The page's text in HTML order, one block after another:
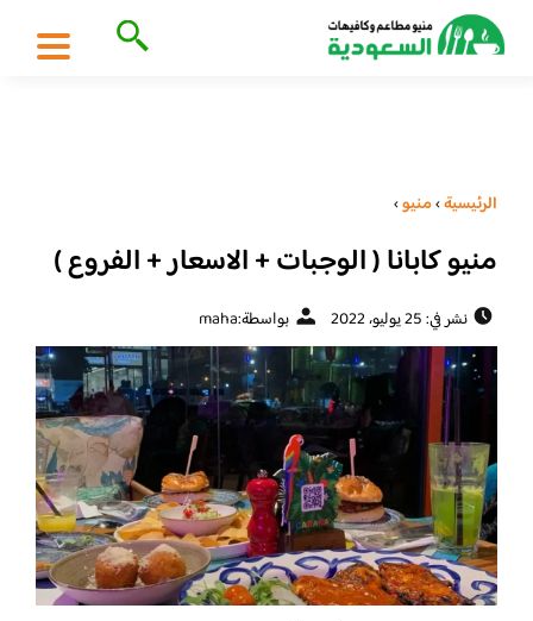
الرئيسية›منيو›
منيو كابانا ( الوجبات + الاسعار + الفروع )
نشر في: 25 يوليو، 2022 بواسطة:maha